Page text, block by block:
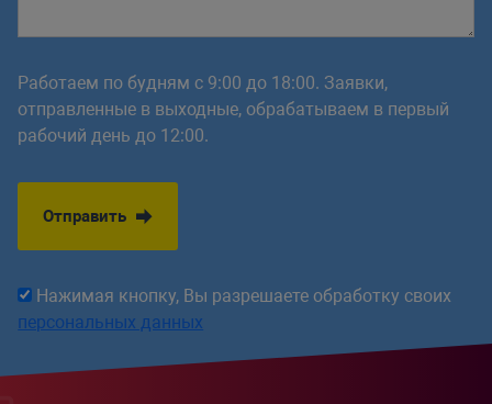
Работаем по будням с 9:00 до 18:00. Заявки,
отправленные в выходные, обрабатываем в первый
рабочий день до 12:00.
Отправить
Нажимая кнопку, Вы разрешаете обработку своих
персональных данных